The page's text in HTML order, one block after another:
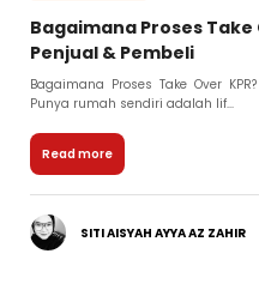
Bagaimana Proses Take
Penjual & Pembeli
Bagaimana Proses Take Over
Punya rumah sendiri adalah lif...
Read more
SITI AISYAH AYYA AZ ZAHIR